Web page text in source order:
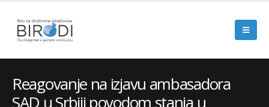
Reagovanje na izjavu ambasadora
SAD u Srbiji povodom stanja u